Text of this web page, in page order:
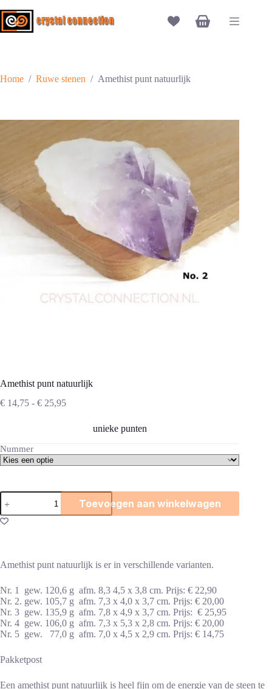
naar
de
Winkelwagen
Home / Ruwe stenen / Amethist punt natuurlijk
Amethist punt natuurlijk
€ 14,75 - € 25,95Prijsklasse:
€ 25,95
unieke punten
Nummer
Amethist
punt
natuurlijk
aantal
Toevoegen aan winkelwagen
Amethist punt natuurlijk is er in verschillende varianten.
Nr. 1 gew. 120,6 g afm. 8,3 4,5 x 3,8 cm. Prijs: € 22,90
Nr. 2. gew. 105,7 g afm. 7,3 x 4,0 x 3,7 cm. Prijs: € 20,00
Nr. 3 gew. 135,9 g afm. 7,8 x 4,9 x 3,7 cm. Prijs: € 25,95
Nr. 4 gew. 106,0 g afm. 7,3 x 5,3 x 2,8 cm. Prijs: € 20,00
Nr. 5 gew. 77,0 g afm. 7,0 x 4,5 x 2,9 cm. Prijs: € 14,75
Pakketpost
Een amethist punt natuurlijk is heel fijn om de energie van de steen te